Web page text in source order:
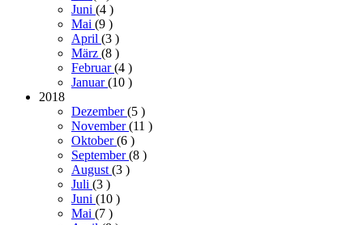
Juni (4 )
Mai (9 )
April (3 )
März (8 )
Februar(4 )
Januar(10 )
2018
Dezember(5 )
November(11 )
Oktober(6 )
September(8 )
August(3 )
Juli (3 )
Juni (10 )
Mai (7 )